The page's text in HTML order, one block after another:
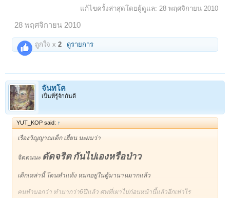
แก้ไขครั้งล่าสุดโดยผู้ดูแล: 28 พฤศจิกายน 2010
28 พฤศจิกายน 2010
ถูกใจ x2 ดูรายการ
จันทโค
เป็นที่รู้จักกันดี
YUT_KOP said: ↑
เรื่องวิญญาณเด็ก เฮี้ยน นะผมว่า
จิตคนนะ ดัดจริตกันไปเองหรือป่าว
เด็กเหล่านี้ โดนทำแท้ง หมกอยู่ในตู้มานานมากแล้ว
คนทำบอกว่า ทำมากว่า6ปีแล้ว ศพที่เผาไปก่อนหน้านี้แล้วอีกเท่าไร